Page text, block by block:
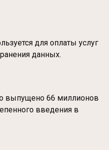
для оплаты услуг
данных.
выпущено 66 миллионов
введения в